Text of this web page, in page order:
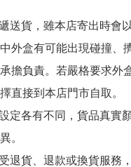
送貨，雖本店寄出時會
外盒有可能出現碰撞、
擔負責。若嚴格要求外
直接到本店門市自取。
定各有不同，貨品真實
。
退貨、退款或換貨服務